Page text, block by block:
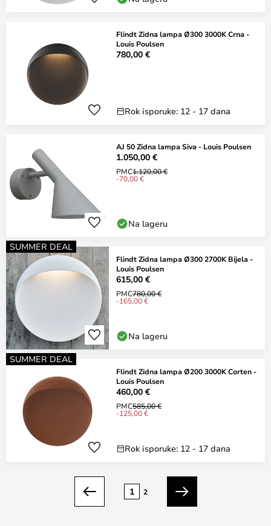
Flindt Zidna lampa Ø300 3000K Crna -
Louis Poulsen
780,00 €
Rok isporuke: 12 - 17 dana
AJ 50 Zidna lampa Siva - Louis Poulsen
1.050,00 €
PMC1.120,00 €
-70,00 €
Na lageru
SUMMER DEAL
Flindt Zidna lampa Ø300 2700K Bijela -
Louis Poulsen
615,00 €
PMC780,00 €
-165,00 €
Na lageru
SUMMER DEAL
Flindt Zidna lampa Ø200 3000K Corten -
Louis Poulsen
460,00 €
PMC585,00 €
-125,00 €
Rok isporuke: 12 - 17 dana
Prethodno
1 2
Sljedeći